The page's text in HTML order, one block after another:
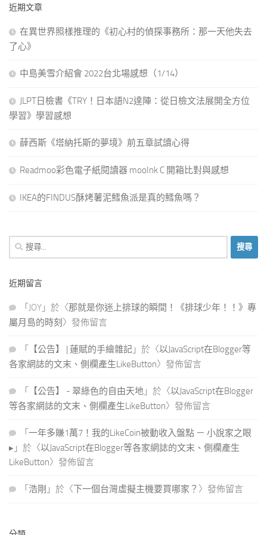
近期文章
在異世界照樣推理的《初心村的偵探事務所：那一天他失去
了心》
中島美雪介紹會 2022台北場感想（1/14）
JLPT日檢書《TRY！日本語N2達陣：從日檢文法展開全方位
學習》學習感想
薛西斯《塔納托斯的夢境》前五章試讀心得
Readmoo彩色電子紙閱讀器 mooInk C 開箱比對與感想
IKEA的FINDUS酥烤薯泥鱈魚派是真的鱈魚嗎？
搜
尋
鍵
近期留言
「 JOY 」於〈那就是你迷上排球的瞬間！《排球少年！！》專
屬月島的時刻 〉發佈留言
「 【公告】 | 蓮賦的手繪雜記 」於〈以JavaScript在Blogger等
各家網誌的文末、側欄產生LikeButton〉發佈留言
「 【公告】 - 翠綠色的自由天地 」於〈以JavaScript在Blogger
等各家網誌的文末、側欄產生LikeButton〉發佈留言
「 一年多賺1萬7！我的LikeCoin被動收入盤點 － 小說家之眼
▸ 」於〈以JavaScript在Blogger等各家網誌的文末、側欄產生
LikeButton〉發佈留言
「 浩剛 」於〈下一個台灣虛擬主機要買哪家？ 〉發佈留言